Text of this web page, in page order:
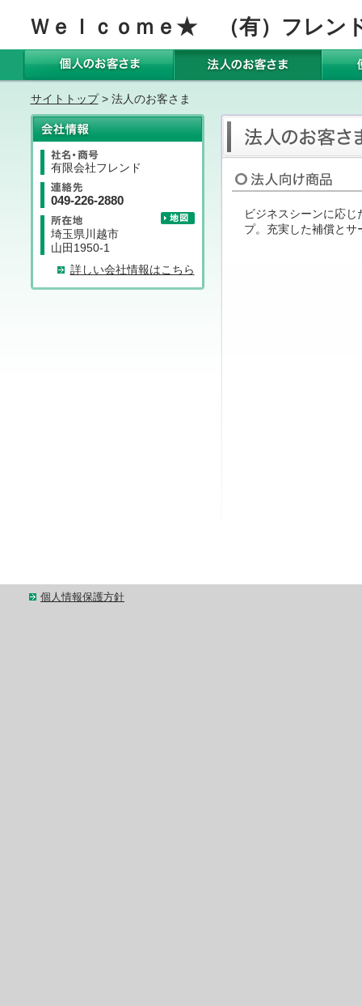
Ｗｅｌｃｏｍｅ★ （有）フレン
サイトトップ> 法人のお客さま
ビジネスシーンに応
プ。充実した補償と
有限会社フレンド
049-226-2880
埼玉県川越市
山田1950-1
詳しい会社情報はこちら
個人情報保護方針